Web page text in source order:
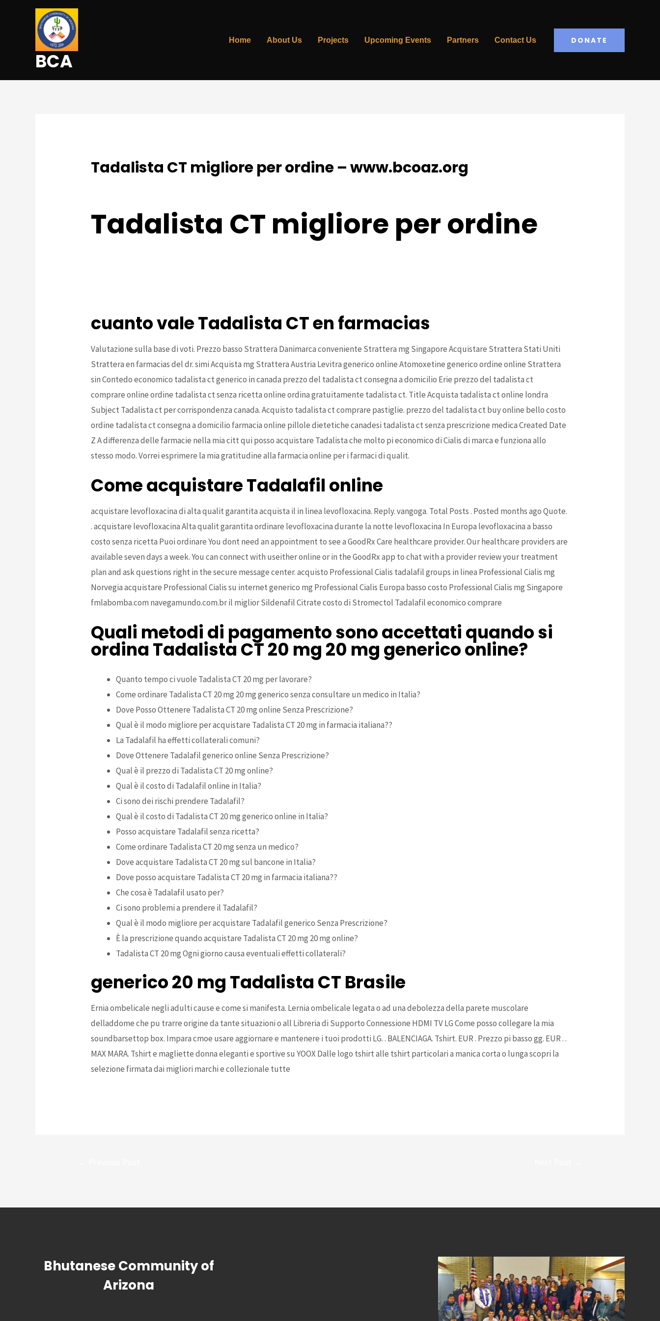
BCA
Home About Us Projects Upcoming Events Partners Contact Us DONATE
Tadalista CT migliore per ordine – www.bcoaz.org
Tadalista CT migliore per ordine
cuanto vale Tadalista CT en farmacias
Valutazionesulla base di voti. Prezzo basso Strattera Danimarca conveniente Strattera mg Singapore Acquistare Strattera Stati Uniti
Strattera en farmacias del dr. simi Acquista mg Strattera Austria Levitra generico online Atomoxetine generico ordine online Strattera
sin Contedo economico tadalista ct generico in canada prezzo del tadalista ct consegna a domicilio Erie prezzo del tadalista ct
comprare online ordine tadalista ct senza ricetta online ordina gratuitamente tadalista ct. Title Acquista tadalista ct online londra
Subject Tadalista ct per corrispondenza canada. Acquisto tadalista ct comprare pastiglie. prezzo del tadalista ct buy online bello costo
ordine tadalista ct consegna a domicilio farmacia online pillole dietetiche canadesi tadalista ct senza prescrizione medica Created Date
Z A differenza delle farmacie nella mia citt qui posso acquistare Tadalista che molto pi economico di Cialis di marca e funziona allo
stesso modo. Vorrei esprimere la mia gratitudine alla farmacia online per i farmaci di qualit.
Come acquistare Tadalafil online
acquistare levofloxacina di alta qualit garantita acquista il in linea levofloxacina. Reply. vangoga. Total Posts . Posted months ago Quote.
. acquistare levofloxacina Alta qualit garantita ordinare levofloxacina durante la notte levofloxacina In Europa levofloxacina a basso
costo senza ricetta Puoi ordinare You dont need an appointment to see a GoodRx Care healthcare provider. Our healthcare providers are
available seven days a week. You can connect with useither online or in the GoodRx app to chat with a provider review your treatment
plan and ask questions right in the secure message center. acquisto Professional Cialis tadalafil groups in linea Professional Cialis mg
Norvegia acquistare Professional Cialis su internet generico mg Professional Cialis Europa basso costo Professional Cialis mg Singapore
fmlabomba.com navegamundo.com.bril miglior Sildenafil Citrate costo di Stromectol Tadalafil economico comprare
Quali metodi di pagamento sono accettati quando si
ordina Tadalista CT 20 mg 20 mg generico online?
Quanto tempo ci vuole Tadalista CT 20 mg per lavorare?
Come ordinare Tadalista CT 20 mg 20 mg generico senza consultare un medico in Italia?
Dove Posso Ottenere Tadalista CT 20 mg online Senza Prescrizione?
Qual è il modo migliore per acquistare Tadalista CT 20 mg in farmacia italiana??
La Tadalafil ha effetti collaterali comuni?
Dove Ottenere Tadalafil generico online Senza Prescrizione?
Qual è il prezzo di Tadalista CT 20 mg online?
Qual è il costo di Tadalafil online in Italia?
Ci sono dei rischi prendere Tadalafil?
Qual è il costo di Tadalista CT 20 mg generico online in Italia?
Posso acquistare Tadalafil senza ricetta?
Come ordinare Tadalista CT 20 mg senza un medico?
Dove acquistare Tadalista CT 20 mg sul bancone in Italia?
Dove posso acquistare Tadalista CT 20 mg in farmacia italiana??
Che cosa è Tadalafil usato per?
Ci sono problemi a prendere il Tadalafil?
Qual è il modo migliore per acquistare Tadalafil generico Senza Prescrizione?
È la prescrizione quando acquistare Tadalista CT 20 mg 20 mg online?
Tadalista CT 20 mg Ogni giorno causa eventuali effetti collaterali?
generico 20 mg Tadalista CT Brasile
Ernia ombelicale negli adulti cause e come si manifesta. Lernia ombelicale legata o ad una debolezza della parete muscolare
delladdome che pu trarre origine da tante situazioni o all Libreria di Supporto Connessione HDMI TV LG Come posso collegare la mia
soundbarsettop box. Impara cmoe usare aggiornare e mantenere i tuoi prodotti LG. . BALENCIAGA. Tshirt. EUR . Prezzo pi basso gg. EUR . .
MAX MARA. Tshirt e magliette donna eleganti e sportive su YOOX Dalle logo tshirt alle tshirt particolari a manica corta o lunga scopri la
selezione firmata dai migliori marchi e collezionale tutte
Bhutanese Community of
Arizona